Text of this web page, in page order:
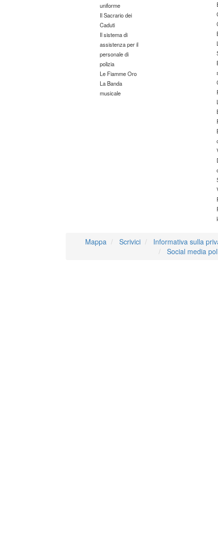
uniforme
Il Sacrario dei
Caduti
Il sistema di
assistenza per il
personale di
polizia
Le Fiamme Oro
La Banda
musicale
Mappa Scrivici
Informativa sulla
Social media